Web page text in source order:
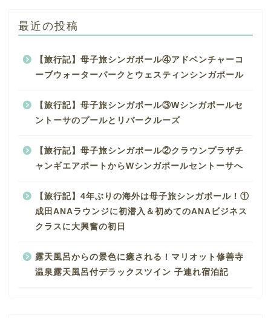
最近の投稿
【旅行記】母子旅シンガポール④アドベンチャーコ
ーブウォーターパークとウェスティンシンガポール
【旅行記】母子旅シンガポール③Wシンガポールセ
ントーサのプールとリバークルーズ
【旅行記】母子旅シンガポール②クラウンプラザチ
ャンギエアポートからWシンガポールセントーサへ
【旅行記】4年ぶりの海外は母子旅シンガポール！①
成田ANAラウンジに初潜入＆初めてのANAビジネス
クラスに大興奮の初日
露天風呂からの景色に癒される！マリオット修善寺
温泉露天風呂付デラックスツイン 子連れ宿泊記